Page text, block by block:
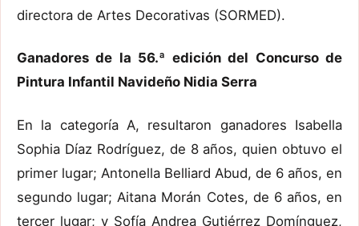
directora de Artes Decorativas (SORMED).
Ganadores de la 56.ª edición del Concurso de
Pintura Infantil Navideño Nidia Serra
En la categoría A, resultaron ganadores Isabella
Sophia Díaz Rodríguez, de 8 años, quien obtuvo el
primer lugar; Antonella Belliard Abud, de 6 años, en
segundo lugar; Aitana Morán Cotes, de 6 años, en
tercer lugar; y Sofía Andrea Gutiérrez Domínguez,